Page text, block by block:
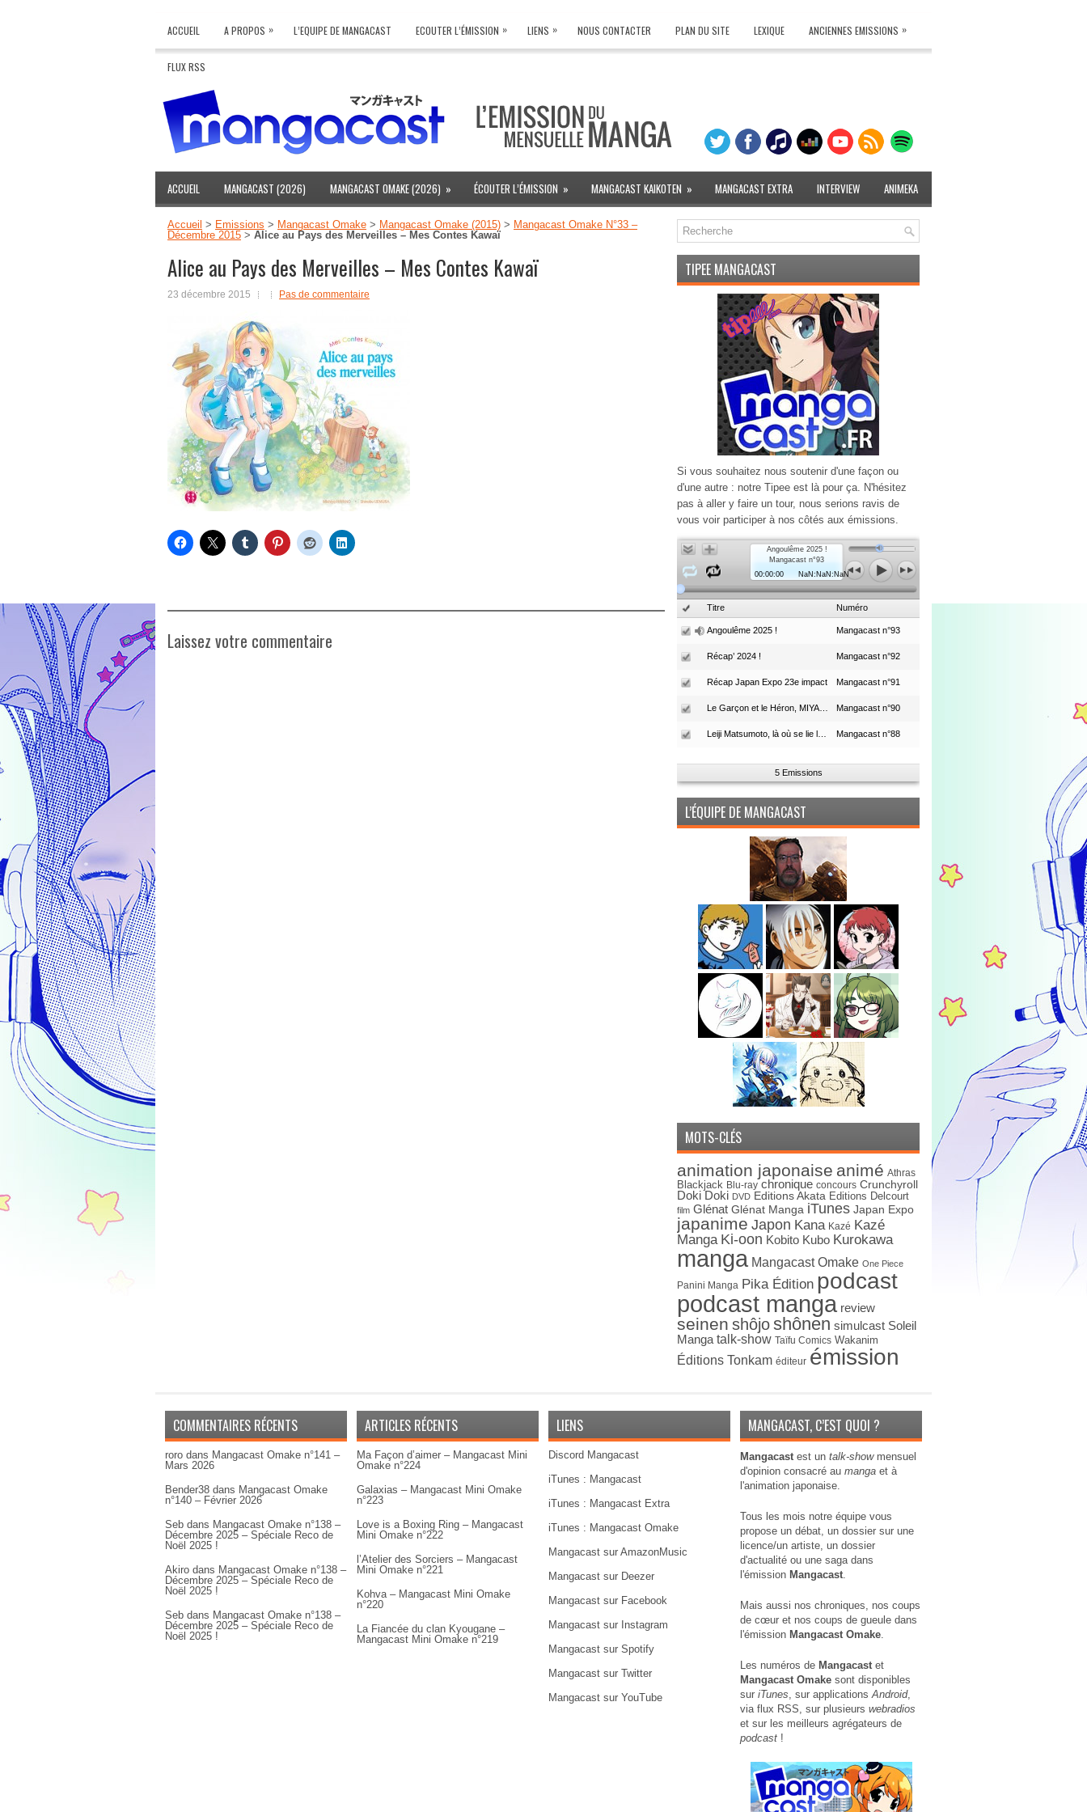
ACCUEIL A PROPOS » L’EQUIPE DE MANGACAST ECOUTER L’ÉMISSION » LIENS » NOUS CONTACTER PLAN DU SITE LEXIQUE ANCIENNES EMISSIONS »
FLUX RSS
ACCUEIL MANGACAST (2026) MANGACAST OMAKE (2026) » ÉCOUTER L’ÉMISSION » MANGACAST KAIKOTEN » MANGACAST EXTRA INTERVIEW ANIMEKA
Accueil > Emissions > Mangacast Omake > Mangacast Omake (2015) > Mangacast Omake N°33 –
Décembre 2015 > Alice au Pays des Merveilles – Mes Contes Kawaï
Alice au Pays des Merveilles – Mes Contes Kawaï
23 décembre 2015 Pas de commentaire
Laissez votre commentaire
TIPEE MANGACAST
Si vous souhaitez nous soutenir d'une façon ou
d'une autre : notre Tipee est là pour ça. N'hésitez
pas à aller y faire un tour, nous serions ravis de
vous voir participer à nos côtés aux émissions.
Angoulême 2025 !
Mangacast n°93
00:00:00
NaN:NaN:NaN
Titre Numéro
Angoulême 2025 ! Mangacast n°93
Récap’ 2024 ! Mangacast n°92
Récap Japan Expo 23e impact Mangacast n°91
Mangacast n°90
Mangacast n°88
5 Emissions
L’ÉQUIPE DE MANGACAST
MOTS-CLÉS
animation japonaise animé Athras
Blackjack Blu-ray chronique concours Crunchyroll
Doki Doki DVD Editions Akata Editions Delcourt
film Glénat Glénat Manga iTunes Japan Expo
japanime Japon Kana Kazé Kazé
Manga Ki-oon Kobito Kubo Kurokawa
manga Mangacast Omake One Piece
Panini Manga Pika Édition podcast
podcast manga review
seinen shôjoshônen simulcast Soleil
Manga talk-show Taïfu Comics Wakanim
Éditions Tonkam éditeur émission
COMMENTAIRES RÉCENTS
roro dans Mangacast Omake n°141 –
Mars 2026
Bender38 dans Mangacast Omake
n°140 – Février 2026
Seb dans Mangacast Omake n°138 –
Décembre 2025 – Spéciale Reco de
Noël 2025 !
Akiro dans Mangacast Omake n°138 –
Décembre 2025 – Spéciale Reco de
Noël 2025 !
Seb dans Mangacast Omake n°138 –
Décembre 2025 – Spéciale Reco de
Noël 2025 !
ARTICLES RÉCENTS
Ma Façon d’aimer – Mangacast Mini
Omake n°224
Galaxias – Mangacast Mini Omake
n°223
Love is a Boxing Ring – Mangacast
Mini Omake n°222
l’Atelier des Sorciers – Mangacast
Mini Omake n°221
Kohva – Mangacast Mini Omake
n°220
La Fiancée du clan Kyougane –
Mangacast Mini Omake n°219
LIENS
Discord Mangacast
iTunes : Mangacast
iTunes : Mangacast Extra
iTunes : Mangacast Omake
Mangacast sur AmazonMusic
Mangacast sur Deezer
Mangacast sur Facebook
Mangacast sur Instagram
Mangacast sur Spotify
Mangacast sur Twitter
Mangacast sur YouTube
MANGACAST, C’EST QUOI ?
Mangacastest un talk-showmensuel
d'opinion consacré au manga et à
l'animation japonaise.
Tous les mois notre équipe vous
propose un débat, un dossier sur une
licence/un artiste, un dossier
d'actualité ou une saga dans
l'émission Mangacast.
Mais aussi nos chroniques, nos coups
de cœur et nos coups de gueule dans
l'émission Mangacast Omake.
Les numéros de Mangacastet
Mangacast Omake sont disponibles
sur iTunes, sur applicationsAndroid,
via flux RSS, sur plusieurs webradios
et sur les meilleurs agrégateurs de
podcast !